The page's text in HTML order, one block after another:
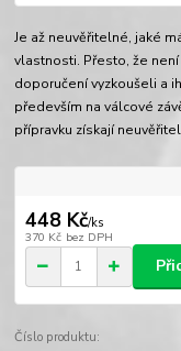
Je až neuvěřitelné, jaké
vlastnosti. Přesto, že
doporučení vyzkoušeli a
především na válcové
přípravku získají
448 Kč/ks
370 Kč bez DPH
Číslo produktu: